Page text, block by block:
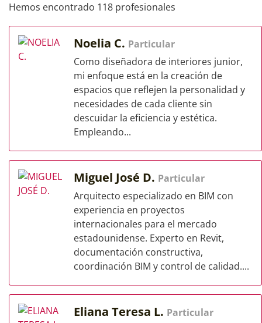
Hemos encontrado 118 profesionales
Noelia C. Particular
Como diseñadora de interiores junior,
mi enfoque está en la creación de
espacios que reflejen la personalidad y
necesidades de cada cliente sin
descuidar la eficiencia y estética.
Empleando...
Miguel José D. Particular
Arquitecto especializado en BIM con
experiencia en proyectos
internacionales para el mercado
estadounidense. Experto en Revit,
documentación constructiva,
coordinación BIM y control de calidad....
Eliana Teresa L. Particular